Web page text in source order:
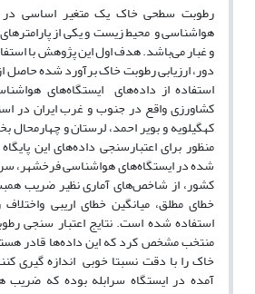
رطوبت سطحی خاک یک متغیر اساسی در
هواشناسی و محیط زیست و یکی از
و غبار می‌باشد. هدف اول این پژوهش با
استفاده از داده‌های ایستگاه‌های
کشاورزی واقع در جنوب و غرب ایران در
کهگیلویه و بویر احمد، لرستان و چهارمحال
منظور برای اعتبارسنجی داده‌های این
شده در ایستگاه‌های هواشناسی فرخشهر،
کشور، از شاخص‌های آماری نظیر ضریب
خطای مطلق، میانگین خطای اریبی
استفاده شده است. نتایج اعتبار سنجی
منتخب مشخص کرد که این داده‌ها قادر
خاک را با دقت نسبتا خوبی اندازه گیری
آمده در ایستگاه سرابله بوده که